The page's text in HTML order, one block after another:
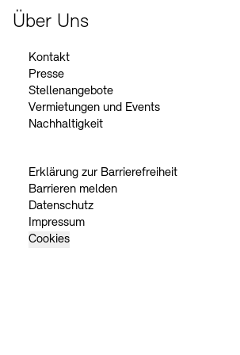
Über Uns
Kontakt
Presse
Stellenangebote
Vermietungen und Events
Nachhaltigkeit
Erklärung zur Barrierefreiheit
Barrieren melden
Datenschutz
Impressum
Cookies